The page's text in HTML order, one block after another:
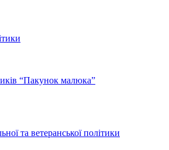
“Пакунок малюка”
та ветеранської політики